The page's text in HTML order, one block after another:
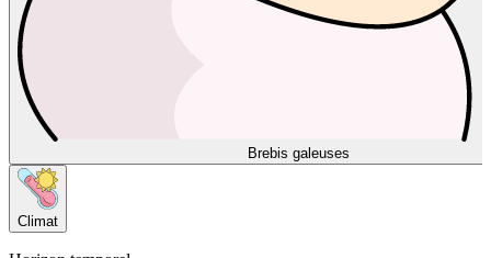
Brebis galeuses
Climat